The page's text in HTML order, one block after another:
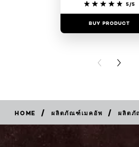
5/5
BUY PRODUCT
PREVIOUS
NEXT
HOME / ผลิตภัณฑ์เมคอัพ / ผลิตภั
NOW